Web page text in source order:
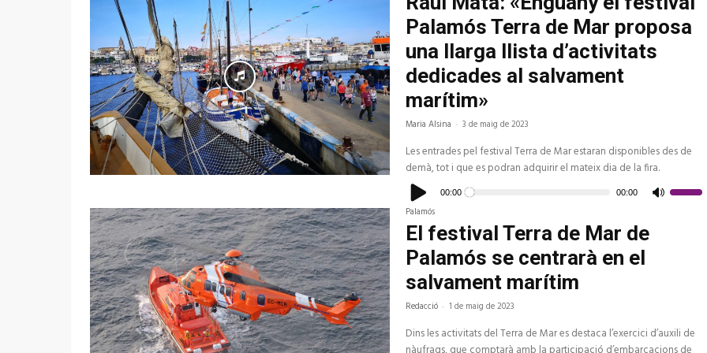
Palamós Terra de Mar proposa
una llarga llista d’activitats
dedicades al salvament
marítim»
Maria Alsina - 3 de maig de 2023
Les entrades pel festival Terra de Mar estaran disponibles des de
demà, tot i que es podran adquirir el mateix dia de la fira.
Reproductor
d'àudio00:00 00:00
Feu
disminuir
el
volum.
Palamós
El festival Terra de Mar de
Palamós se centrarà en el
salvament marítim
Redacció - 1 de maig de 2023
Dins les activitats del Terra de Mar es destaca l’exercici d’auxili de